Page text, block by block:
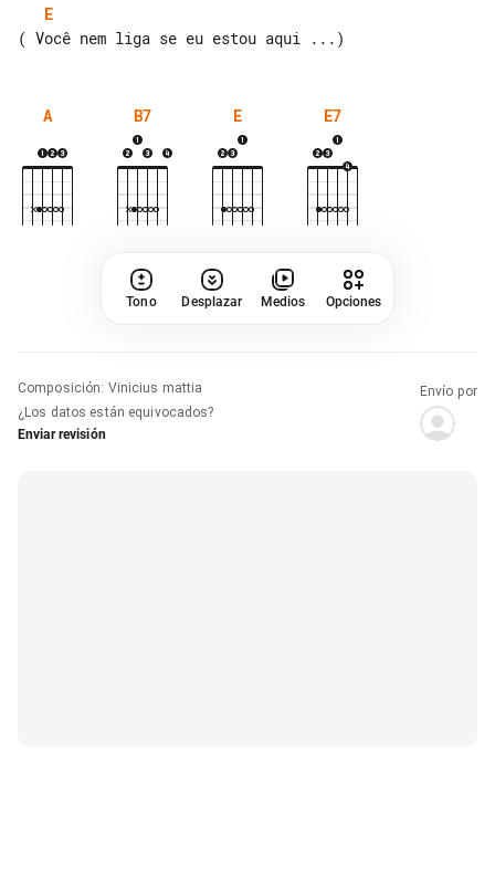
E
A B7 E E7
Tono Desplazar Medios Opciones
Composición: Vinicius mattia
¿Los datos están equivocados?
Enviar revisión
Envío por